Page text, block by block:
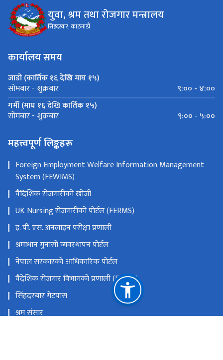
युवा, श्रम तथा रोजगार मन्त्रालय
सिंहदरवार, काठमाडौं
कार्यालय समय
जाडो (कार्तिक १६ देखि माघ १५)
सोमबार - शुक्रबार
९:०० - ४:००
गर्मी (माघ १६ देखि कार्तिक १५)
सोमबार - शुक्रबार ९:०० - ५:००
महत्त्वपूर्ण लिङ्कहरू
Foreign Employment Welfare Information Management
System (FEWIMS)
वैदिशिक रोजगारीको खोजी
UK Nursing रोजगारीको पोर्टल (FERMS)
इ. पी. एस. अनलाइन परीक्षा प्रणाली
श्रमाधान गुनासो व्यवस्थापन पोर्टल
नेपाल सरकारको आधिकारिक पोर्टल
वैदेशिक रोजगार विभागको प्रणाली (FEIMS)
सिंहदरबार गेटपास
श्रम संसार